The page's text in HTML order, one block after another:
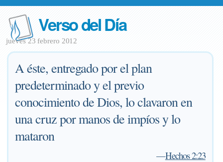
Verso del Día
jueves 23 febrero 2012
A éste, entregado por el plan
predeterminado y el previo
conocimiento de Dios, lo clavaron en
una cruz por manos de impíos y lo
mataron
—Hechos 2:23